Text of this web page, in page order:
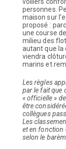
personnes.
maison sur
proposé :
une course
milieu des
autant que la
viendra
marins et
Les règles
par le fait que
« officielle »
être
collègues
Les
et en fonction
selon le